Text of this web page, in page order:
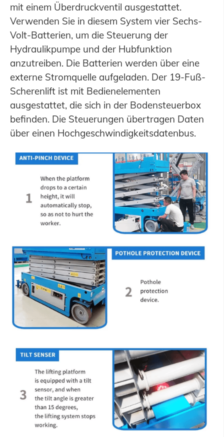
mit einem Überdruckventil ausgestattet.
Verwenden Sie in diesem System vier Sechs-
Volt-Batterien, um die Steuerung der
Hydraulikpumpe und der Hubfunktion
anzutreiben. Die Batterien werden über eine
externe Stromquelle aufgeladen. Der 19-Fuß-
Scherenlift ist mit Bedienelementen
ausgestattet, die sich in der Bodensteuerbox
befinden. Die Steuerungen übertragen Daten
über einen Hochgeschwindigkeitsdatenbus.